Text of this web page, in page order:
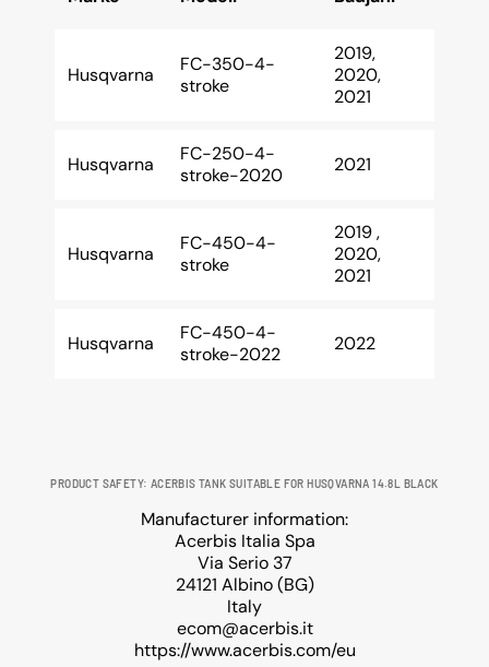
Husqvarna
FC-350-4-
stroke
2019,
2020,
2021
Husqvarna
FC-250-4-
stroke-2020
2021
Husqvarna
FC-450-4-
stroke
2019 ,
2020,
2021
Husqvarna
FC-450-4-
stroke-2022
2022
PRODUCT SAFETY: ACERBIS TANK SUITABLE FOR HUSQVARNA 14.8L BLACK
Manufacturer information:
Acerbis Italia Spa
Via Serio 37
24121 Albino (BG)
Italy
ecom@acerbis.it
https://www.acerbis.com/eu